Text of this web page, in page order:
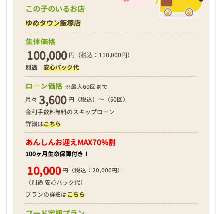
2026年04月18日
❮ ❯
この子のいるお店
ゆめタウン飯塚店
生体価格
100,000 円（税込：110,000円）
別途安心パック代
ローン価格 ※最大60回まで
月々 3,600 円（税込）～（60回）
金利手数料無料のスキップローン
詳細はこちら
あんしんお迎えMAX70%割
100ヶ月生命保障付き！
10,000 円（税込：20,000円）
（別途 安心パック代）
プランの詳細はこちら